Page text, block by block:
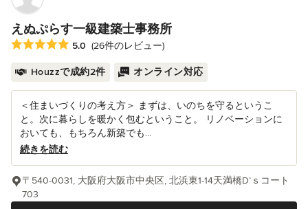
えぬぷらす一級建築士事務所
平均評価：5つ星中 星5
5.0 (26件のレビュー)
Houzzで成約2件 オンライン対応
＜住まいづくりの考え方＞ まずは、いのちを守るというこ
と。次に暮らしを暖かく包むということ。 リノベーションに
おいても、もちろん新築でも...
続きを読む
〒540-0031, 大阪府大阪市中央区, 北浜東1-14天満橋D’ｓコート
703